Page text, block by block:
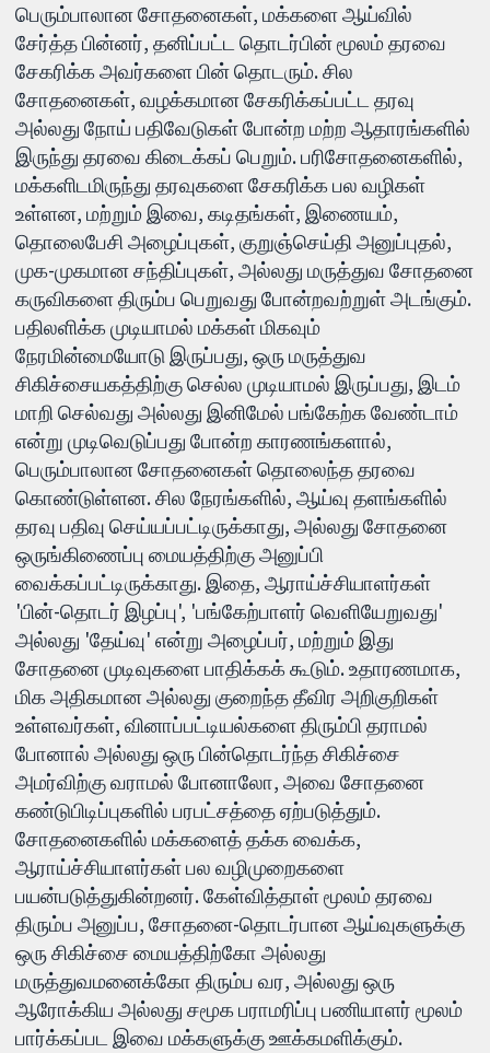
பெரும்பாலான சோதனைகள், மக்களை ஆய்வில்
சேர்த்த பின்னர், தனிப்பட்ட தொடர்பின் மூலம் தரவை
சேகரிக்க அவர்களை பின் தொடரும். சில
சோதனைகள், வழக்கமான சேகரிக்கப்பட்ட தரவு
அல்லது நோய் பதிவேடுகள் போன்ற மற்ற ஆதாரங்களில்
இருந்து தரவை கிடைக்கப் பெறும். பரிசோதனைகளில்,
மக்களிடமிருந்து தரவுகளை சேகரிக்க பல வழிகள்
உள்ளன, மற்றும் இவை, கடிதங்கள், இணையம்,
தொலைபேசி அழைப்புகள், குறுஞ்செய்தி அனுப்புதல்,
முக-முகமான சந்திப்புகள், அல்லது மருத்துவ சோதனை
கருவிகளை திரும்ப பெறுவது போன்றவற்றுள் அடங்கும்.
பதிலளிக்க முடியாமல் மக்கள் மிகவும்
நேரமின்மையோடு இருப்பது, ஒரு மருத்துவ
சிகிச்சையகத்திற்கு செல்ல முடியாமல் இருப்பது, இடம்
மாறி செல்வது அல்லது இனிமேல் பங்கேற்க வேண்டாம்
என்று முடிவெடுப்பது போன்ற காரணங்களால்,
பெரும்பாலான சோதனைகள் தொலைந்த தரவை
கொண்டுள்ளன. சில நேரங்களில், ஆய்வு தளங்களில்
தரவு பதிவு செய்யப்பட்டிருக்காது, அல்லது சோதனை
ஒருங்கிணைப்பு மையத்திற்கு அனுப்பி
வைக்கப்பட்டிருக்காது. இதை, ஆராய்ச்சியாளர்கள்
'பின்-தொடர் இழப்பு', 'பங்கேற்பாளர் வெளியேறுவது'
அல்லது 'தேய்வு' என்று அழைப்பர், மற்றும் இது
சோதனை முடிவுகளை பாதிக்கக் கூடும். உதாரணமாக,
மிக அதிகமான அல்லது குறைந்த தீவிர அறிகுறிகள்
உள்ளவர்கள், வினாப்பட்டியல்களை திரும்பி தராமல்
போனால் அல்லது ஒரு பின்தொடர்ந்த சிகிச்சை
அமர்விற்கு வராமல் போனாலோ, அவை சோதனை
கண்டுபிடிப்புகளில் பரபட்சத்தை ஏற்படுத்தும்.
சோதனைகளில் மக்களைத் தக்க வைக்க,
ஆராய்ச்சியாளர்கள் பல வழிமுறைகளை
பயன்படுத்துகின்றனர். கேள்வித்தாள் மூலம் தரவை
திரும்ப அனுப்ப, சோதனை-தொடர்பான ஆய்வுகளுக்கு
ஒரு சிகிச்சை மையத்திற்கோ அல்லது
மருத்துவமனைக்கோ திரும்ப வர, அல்லது ஒரு
ஆரோக்கிய அல்லது சமூக பராமரிப்பு பணியாளர் மூலம்
பார்க்கப்பட இவை மக்களுக்கு ஊக்கமளிக்கும்.